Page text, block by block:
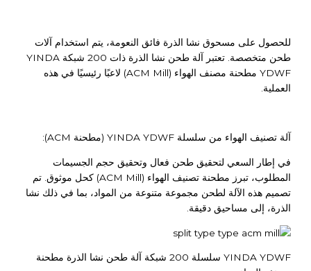
للحصول على مسحوق نشا الذرة فائق النعومة، يتم استخدام آلات
طحن متخصصة. تعتبر آلة طحن نشا الذرة ذات 200 شبكة YINDA
YDWF مطحنة مصنف الهواء (ACM Mill) لاعبًا رئيسيًا في هذه
العملية.
آلة تصنيف الهواء من سلسلة YINDA YDWF (مطحنة ACM):
في إطار السعي لتحقيق طحن فعال وتحقيق حجم الجسيمات
المطلوب، تبرز مطحنة تصنيف الهواء (ACM Mill) كحل موثوق. تم
تصميم هذه الآلة لطحن مجموعة متنوعة من المواد، بما في ذلك نشا
الذرة، إلى مساحيق دقيقة.
YINDA YDWF سلسلة 200 شبكة آلة طحن نشا الذرة مطحنة